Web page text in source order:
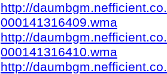
http://
000141316409.wma
http://
000141316410.wma
http://